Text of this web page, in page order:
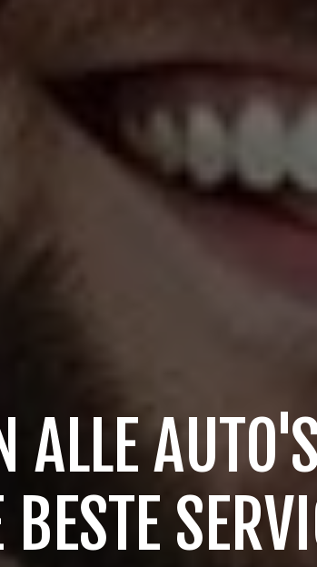
ALLE AUTO'S